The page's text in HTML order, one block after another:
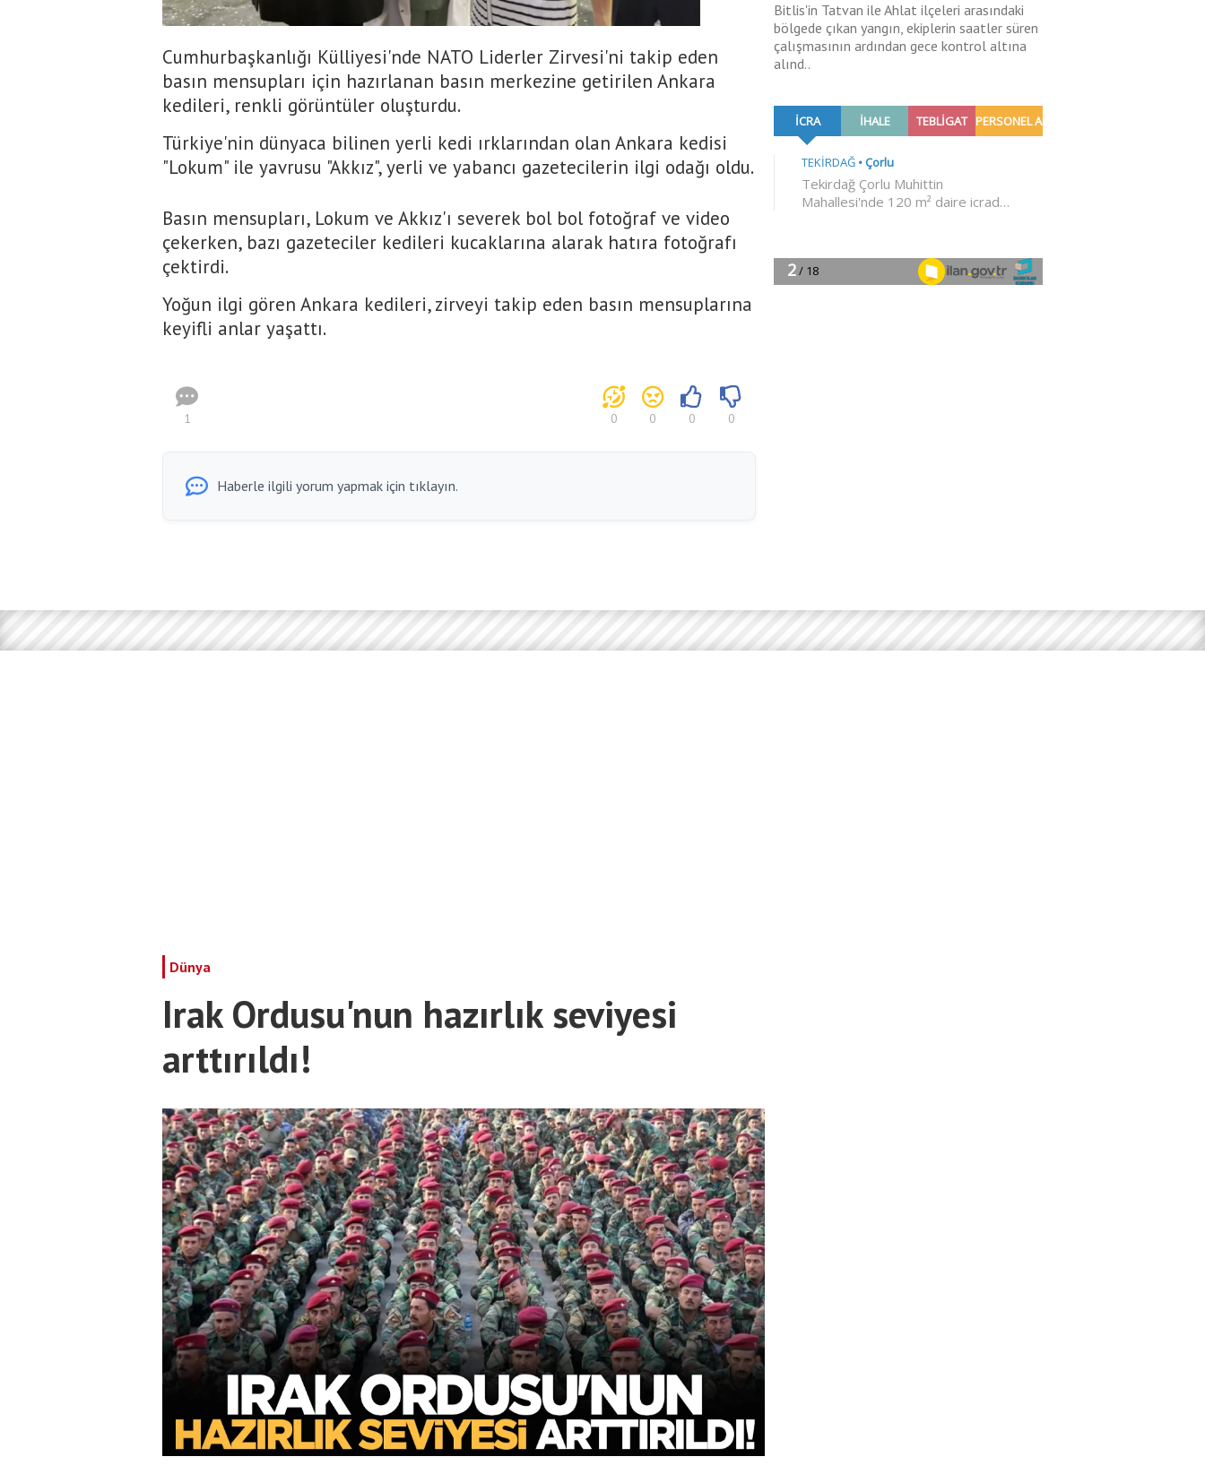
Cumhurbaşkanlığı Külliyesi'nde NATO Liderler Zirvesi'ni takip eden
basın mensupları için hazırlanan basın merkezine getirilen Ankara
kedileri, renkli görüntüler oluşturdu.
Türkiye'nin dünyaca bilinen yerli kedi ırklarından olan Ankara kedisi
"Lokum" ile yavrusu "Akkız", yerli ve yabancı gazetecilerin ilgi odağı oldu.
Basın mensupları, Lokum ve Akkız'ı severek bol bol fotoğraf ve video
çekerken, bazı gazeteciler kedileri kucaklarına alarak hatıra fotoğrafı
çektirdi.
Yoğun ilgi gören Ankara kedileri, zirveyi takip eden basın mensuplarına
keyifli anlar yaşattı.
1 0 0 0 0
Haberle ilgili yorum yapmak için tıklayın.
Bitlis'in Tatvan ile Ahlat ilçeleri arasındaki
bölgede çıkan yangın, ekiplerin saatler süren
çalışmasının ardından gece kontrol altına
alınd..
Dünya
Irak Ordusu'nun hazırlık seviyesi
arttırıldı!